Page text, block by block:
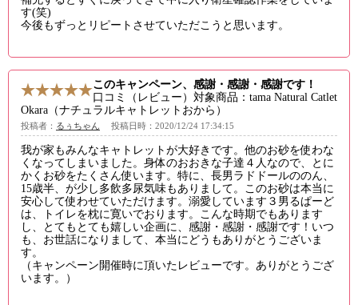
す(笑)
今後もずっとリピートさせていただこうと思います。
このキャンペーン、感謝・感謝・感謝です！
口コミ（レビュー）対象商品：tama Natural Catlet
Okara（ナチュラルキャトレットおから）
投稿者： るぅちゃん 投稿日時：2020/12/24 17:34:15
我が家もみんなキャトレットが大好きです。他のお砂を使わな
くなってしまいました。身体のおおきな子達４人なので、とに
かくお砂をたくさん使います。特に、長男ラドドールののん、
15歳半、が少し多飲多尿気味もありまして。このお砂は本当に
安心して使わせていただけます。溺愛しています３男るぱーど
は、トイレを枕に寛いでおります。こんな時期でもあります
し、とてもとても嬉しい企画に、感謝・感謝・感謝です！いつ
も、お世話になりまして、本当にどうもありがとうございま
す。
（キャンペーン開催時に頂いたレビューです。ありがとうござ
います。）